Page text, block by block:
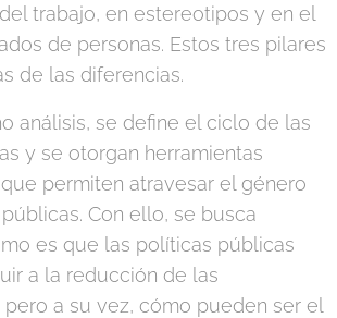
trabajo, en estereotipos y en el
de personas. Estos tres pilares
de las diferencias.
análisis, se define el ciclo de las
y se otorgan herramientas
permiten atravesar el género
Con ello, se busca
es que las políticas públicas
a la reducción de las
a su vez, cómo pueden ser el